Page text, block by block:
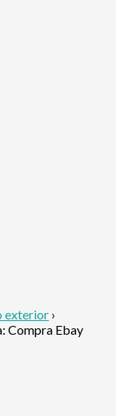
exterior ›
Compra Ebay